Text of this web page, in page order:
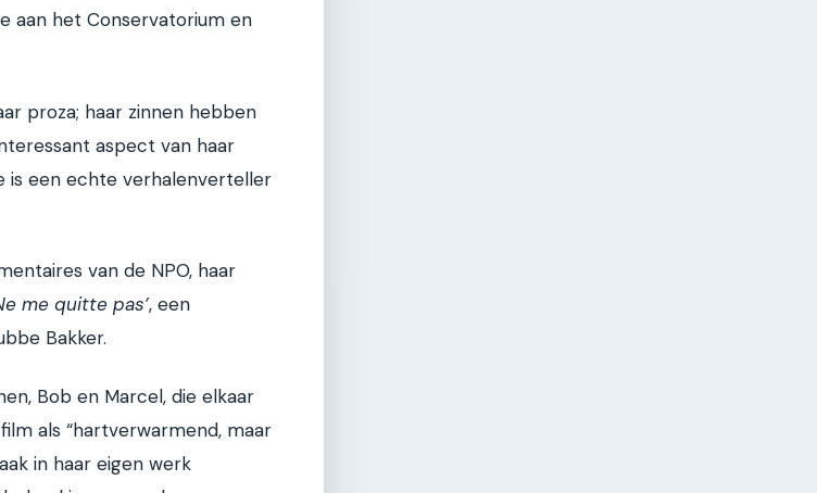
aan het Conservatorium en
proza; haar zinnen hebben
aspect van haar
is een echte verhalenverteller
van de NPO, haar
me quitte pas’, een
Bakker.
Bob en Marcel, die elkaar
als “hartverwarmend, maar
in haar eigen werk